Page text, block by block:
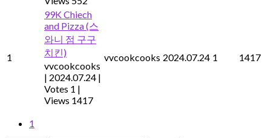
1
99K Chiech
and Pizza (스
와니 점 구구
치킨)
vvcookcooks
| 2024.07.24 |
Votes 1 |
Views 1417
vvcookcooks 2024.07.24 1 1417
1